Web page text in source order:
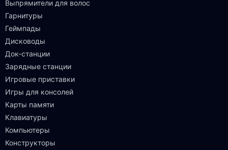
Выпрямители для волос
Гарнитуры
Геймпады
Дисководы
Док-станции
Зарядные станции
Игровые приставки
Игры для консолей
Карты памяти
Клавиатуры
Компьютеры
Конструкторы